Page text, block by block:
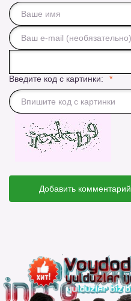
Введите код с картинки:
Добавить комментарий